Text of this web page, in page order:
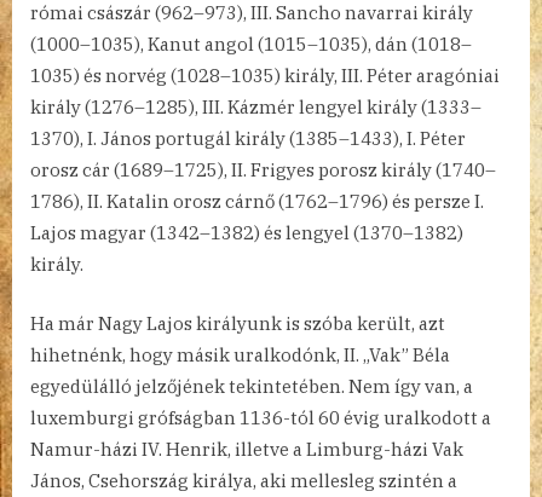
római császár (962–973), III. Sancho navarrai király
(1000–1035), Kanut angol (1015–1035), dán (1018–
1035) és norvég (1028–1035) király, III. Péter aragóniai
király (1276–1285), III. Kázmér lengyel király (1333–
1370), I. János portugál király (1385–1433), I. Péter
orosz cár (1689–1725), II. Frigyes porosz király (1740–
1786), II. Katalin orosz cárnő (1762–1796) és persze I.
Lajos magyar (1342–1382) és lengyel (1370–1382)
király.
Ha már Nagy Lajos királyunk is szóba került, azt
hihetnénk, hogy másik uralkodónk, II. „Vak” Béla
egyedülálló jelzőjének tekintetében. Nem így van, a
luxemburgi grófságban 1136-tól 60 évig uralkodott a
Namur-házi IV. Henrik, illetve a Limburg-házi Vak
János, Csehország királya, aki mellesleg szintén a